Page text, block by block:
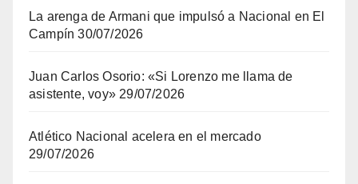
La arenga de Armani que impulsó a Nacional en El
Campín 30/07/2026
Juan Carlos Osorio: «Si Lorenzo me llama de
asistente, voy» 29/07/2026
Atlético Nacional acelera en el mercado
29/07/2026